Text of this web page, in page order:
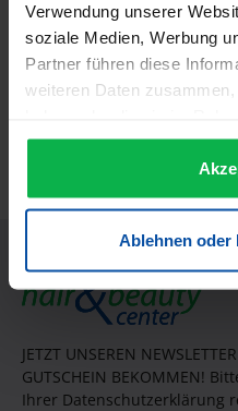
Verwendung unserer
soziale Medien, Werbung
Partner führen diese
weiteren Daten
gesammelt haben.
Ablehnen oder
Ellen Wille Hairpower
Carol aus der Hairpower
punktet…Mehr
Informationen zur
Trusted Shops
JETZT UNSEREN
GUTSCHEIN BEKOMMEN!
Ihrer Datenschutzerklärung